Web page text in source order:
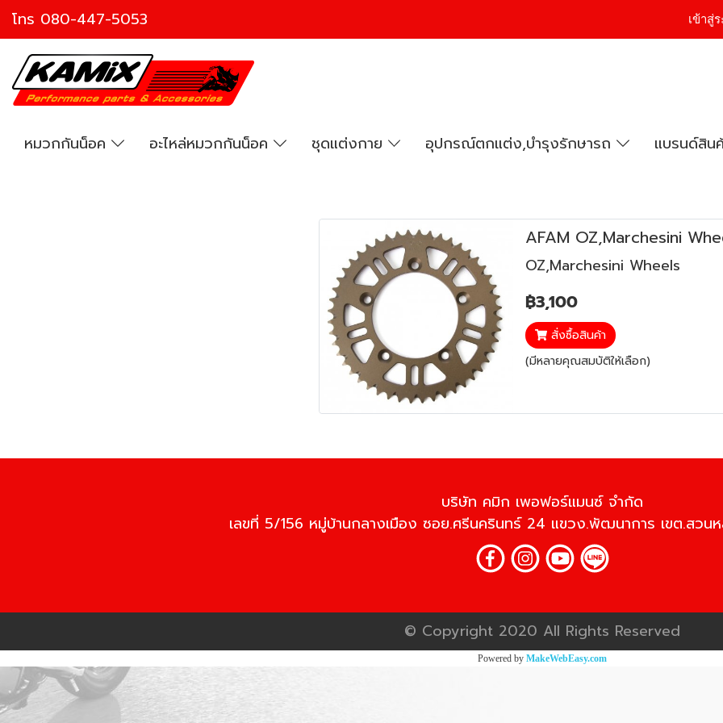
โทร 080-447-5053 เข้าสู่
หมวกกันน็อค อะไหล่หมวกกันน็อค ชุดแต่งกาย อุปกรณ์ตกแต่ง,บำรุงรักษารถ แบรนด์สิน
AFAM OZ,Marchesini
OZ,Marchesini Wheels
฿3,100
สั่งซื้อสินค้า
(มีหลายคุณสมบัติให้เลือก)
บริษัท คมิก เพอฟอร์แมนซ์ จำกัด
เลขที่ 5/156 หมู่บ้านกลางเมือง ซอย.ศรีนครินทร์ 24 แขวง.พัฒนาการ เขต.สวน
© Copyright 2020 All Rights Reserved
Powered by MakeWebEasy.com